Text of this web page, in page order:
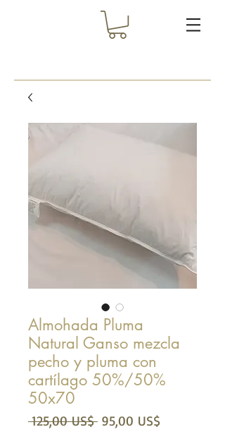
Almohada Pluma
Natural Ganso mezcla
pecho y pluma con
cartílago 50%/50%
50x70
125,00 US$ Precio
95,00 US$